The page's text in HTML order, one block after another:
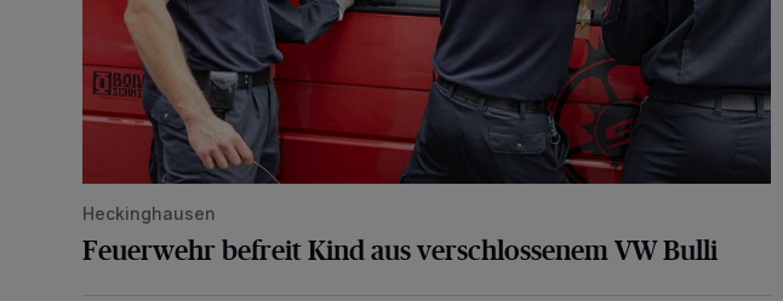
Heckinghausen
Feuerwehr befreit Kind aus verschlossenem VW Bulli